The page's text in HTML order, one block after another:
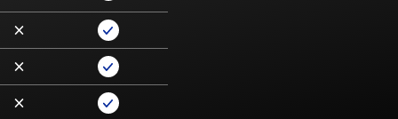
×
×
×